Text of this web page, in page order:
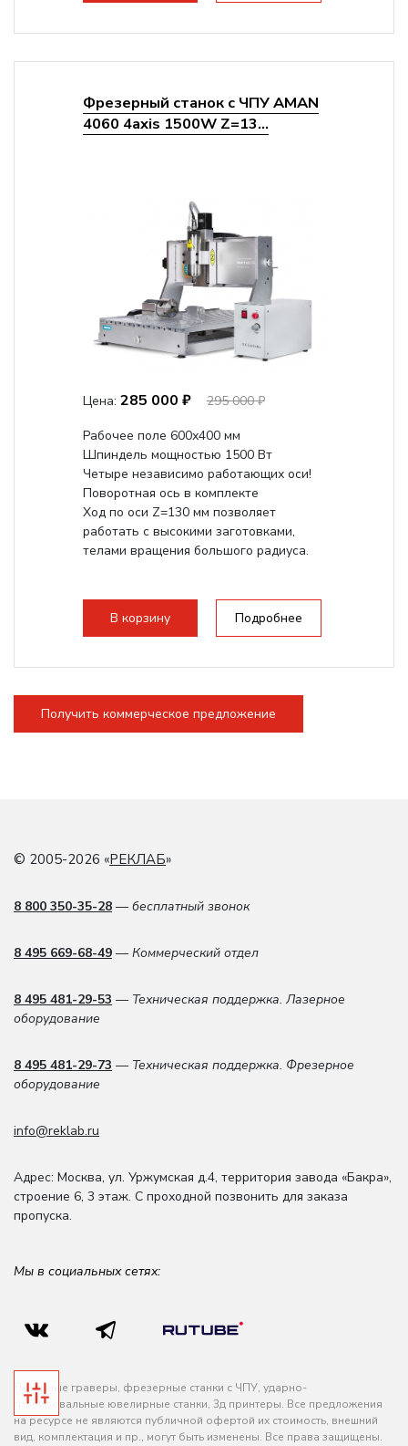
Фрезерный станок с ЧПУ AMAN
4060 4axis 1500W Z=13...
Цена: 285 000 ₽
295 000 ₽
Рабочее поле 600х400 мм
Шпиндель мощностью 1500 Вт
Четыре независимо работающих оси!
Поворотная ось в комплекте
Ход по оси Z=130 мм позволяет
работать с высокими заготовками,
телами вращения большого радиуса.
В корзину Подробнее
Получить коммерческое предложение
© 2005-2026 «РЕКЛАБ»
8 800 350-35-28 — бесплатный звонок
8 495 669-68-49 — Коммерческий отдел
8 495 481-29-53 — Техническая поддержка. Лазерное
оборудование
8 495 481-29-73 — Техническая поддержка. Фрезерное
оборудование
info@reklab.ru
Адрес: Москва, ул. Уржумская д.4, территория завода «Бакра»,
строение 6, 3 этаж. С проходной позвонить для заказа
пропуска.
Мы в социальных сетях:
Лазерные граверы, фрезерные станки с ЧПУ, ударно-
гравировальные ювелирные станки, 3д принтеры. Все предложения
на ресурсе не являются публичной офертой их стоимость, внешний
вид, комплектация и пр., могут быть изменены. Все права защищены.